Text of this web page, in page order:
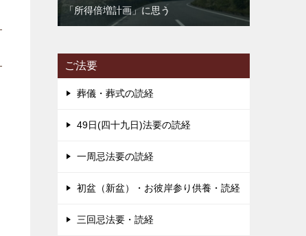
「所得倍増計画」に思う
ご法要
葬儀・葬式の読経
49日(四十九日)法要の読経
一周忌法要の読経
初盆（新盆）・お彼岸参り供養・読経
三回忌法要・読経